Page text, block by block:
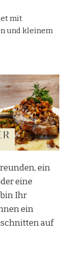
mit
und kleinem
ein
eine
Ihr
ein
auf